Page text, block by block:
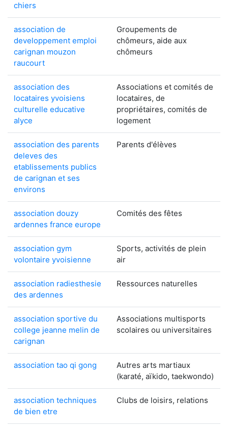
chiers
association de
developpement emploi
carignan mouzon
raucourt
Groupements de
chômeurs, aide aux
chômeurs
association des
locataires yvoisiens
culturelle educative
alyce
Associations et comités de
locataires, de
propriétaires, comités de
logement
association des parents
deleves des
etablissements publics
de carignan et ses
environs
Parents d'élèves
association douzy
ardennes france europe
Comités des fêtes
association gym
volontaire yvoisienne
Sports, activités de plein
air
association radiesthesie
des ardennes
Ressources naturelles
association sportive du
college jeanne melin de
carignan
Associations multisports
scolaires ou universitaires
association tao qi gong
Autres arts martiaux
(karaté, aïkido, taekwondo)
association techniques
de bien etre
Clubs de loisirs, relations